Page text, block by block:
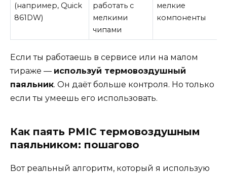
(например, Quick
861DW)
работать с
мелкими
чипами
мелкие
компоненты
Если ты работаешь в сервисе или на малом
тираже — используй термовоздушный
паяльник. Он даёт больше контроля. Но только
если ты умеешь его использовать.
Как паять PMIC термовоздушным
паяльником: пошагово
Вот реальный алгоритм, который я использую